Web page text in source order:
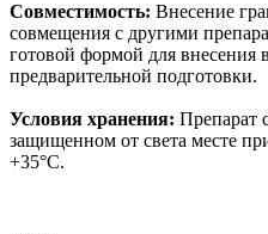
Совместимость: Внесение
совмещения с другими
готовой формой для внесения
предварительной подготовки.
Условия хранения: Препарат
защищенном от света месте
+35°С.